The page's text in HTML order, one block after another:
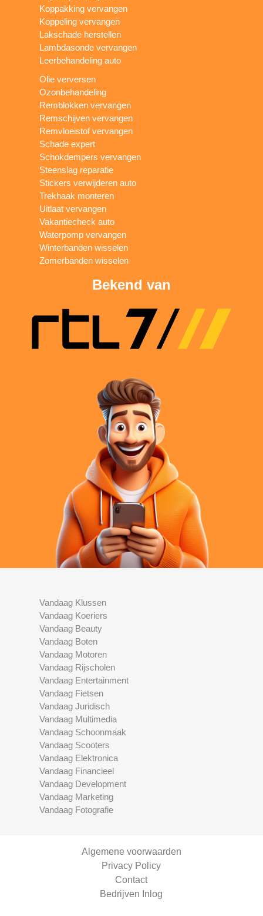
Koppakking vervangen
Koppeling vervangen
Lakschade herstellen
Lambdasonde vervangen
Leerbehandeling auto
Olie verversen
Ozonbehandeling
Remblokken vervangen
Remschijven vervangen
Remvloeistof vervangen
Schade expert
Schokdempers vervangen
Steenslag reparatie
Stickers verwijderen auto
Trekhaak monteren
Uitlaat vervangen
Vakantiecheck auto
Waterpomp vervangen
Winterbanden wisselen
Zomerbanden wisselen
Bekend van
Vandaag Klussen
Vandaag Koeriers
Vandaag Beauty
Vandaag Boten
Vandaag Motoren
Vandaag Rijscholen
Vandaag Entertainment
Vandaag Fietsen
Vandaag Juridisch
Vandaag Multimedia
Vandaag Schoonmaak
Vandaag Scooters
Vandaag Elektronica
Vandaag Financieel
Vandaag Development
Vandaag Marketing
Vandaag Fotografie
Algemene voorwaarden
Privacy Policy
Contact
Bedrijven Inlog